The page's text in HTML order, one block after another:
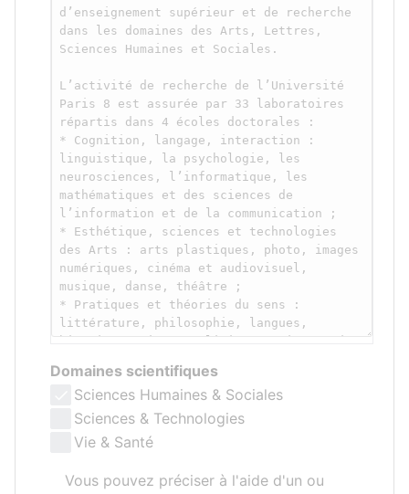
Domaines scientifiques
Sciences Humaines & Sociales
Sciences & Technologies
Vie & Santé
Vous pouvez préciser à l'aide d'un ou